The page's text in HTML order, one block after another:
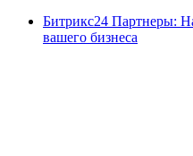
Битрикс24 Партнеры:
вашего бизнеса